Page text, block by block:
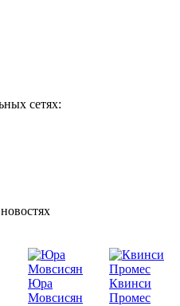
сетях:
Юра
Мовсисян
Квинси
Промес